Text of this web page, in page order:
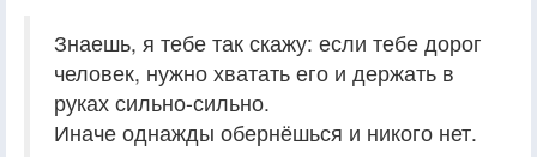
Знаешь, я тебе так скажу: если тебе дорог
человек, нужно хватать его и держать в
руках сильно-сильно.
Иначе однажды обернёшься и никого нет.